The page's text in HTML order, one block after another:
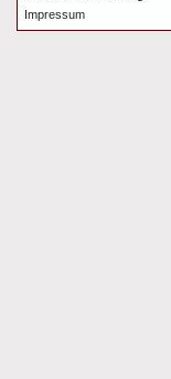
Impressum